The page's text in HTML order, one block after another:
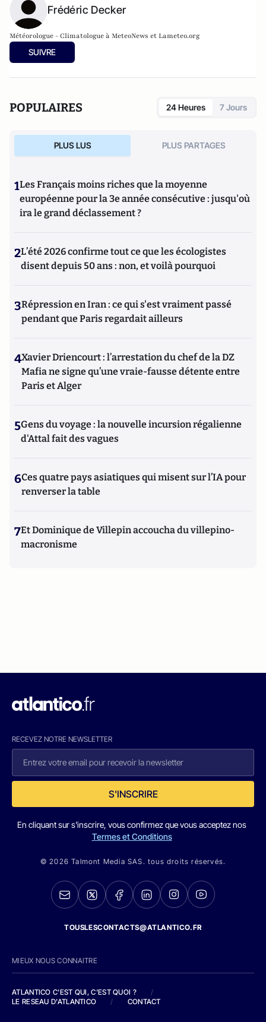
Frédéric Decker
Météorologue - Climatologue à MeteoNews et Lameteo.org
SUIVRE
POPULAIRES 24 Heures 7 Jours
PLUS LUS PLUS PARTAGES
1Les Français moins riches que la moyenne
européenne pour la 3e année consécutive : jusqu'où
ira le grand déclassement ?
2L’été 2026 confirme tout ce que les écologistes
disent depuis 50 ans : non, et voilà pourquoi
3Répression en Iran : ce qui s'est vraiment passé
pendant que Paris regardait ailleurs
4Xavier Driencourt : l’arrestation du chef de la DZ
Mafia ne signe qu’une vraie-fausse détente entre
Paris et Alger
5Gens du voyage : la nouvelle incursion régalienne
d'Attal fait des vagues
6Ces quatre pays asiatiques qui misent sur l’IA pour
renverser la table
7Et Dominique de Villepin accoucha du villepino-
macronisme
RECEVEZ NOTRE NEWSLETTER
S'INSCRIRE
En cliquant sur s'inscrire, vous confirmez que vous acceptez nos
Termes et Conditions
© 2026 Talmont Media SAS. tous droits réservés.
TOUSLESCONTACTS@ATLANTICO.FR
MIEUX NOUS CONNAITRE
ATLANTICO C'EST QUI, C'EST QUOI ?
/
LE RESEAU D'ATLANTICO
/ CONTACT